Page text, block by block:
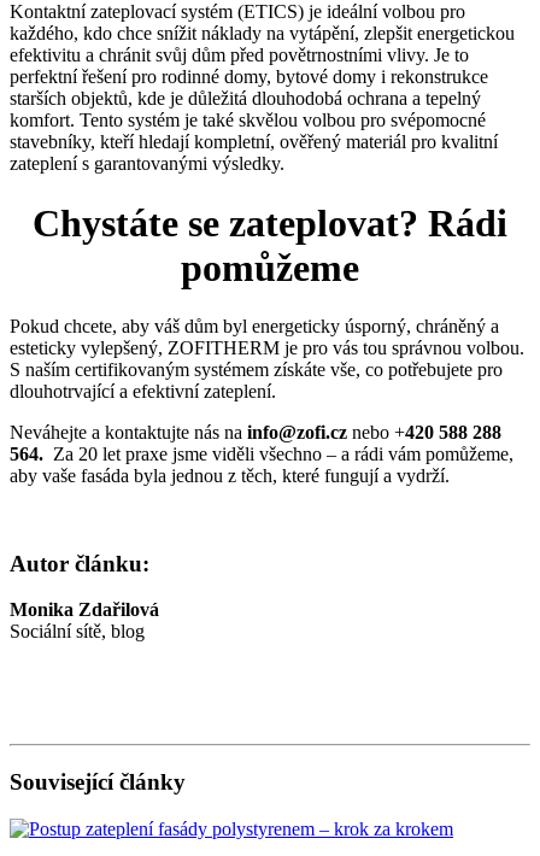
Kontaktní zateplovací systém (ETICS) je ideální volbou pro
každého, kdo chce snížit náklady na vytápění, zlepšit energetickou
efektivitu a chránit svůj dům před povětrnostními vlivy. Je to
perfektní řešení pro rodinné domy, bytové domy i rekonstrukce
starších objektů, kde je důležitá dlouhodobá ochrana a tepelný
komfort. Tento systém je také skvělou volbou pro svépomocné
stavebníky, kteří hledají kompletní, ověřený materiál pro kvalitní
zateplení s garantovanými výsledky.
Chystáte se zateplovat? Rádi
pomůžeme
Pokud chcete, aby váš dům byl energeticky úsporný, chráněný a
esteticky vylepšený, ZOFITHERM je pro vás tou správnou volbou.
S naším certifikovaným systémem získáte vše, co potřebujete pro
dlouhotrvající a efektivní zateplení.
Neváhejte a kontaktujte nás na info@zofi.cz nebo +420 588 288
564. Za 20 let praxe jsme viděli všechno – a rádi vám pomůžeme,
aby vaše fasáda byla jednou z těch, které fungují a vydrží.
Autor článku:
Monika Zdařilová
Sociální sítě, blog
Související články